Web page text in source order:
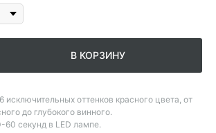
В КОРЗИНУ
исключительных оттенков красного цвета, от
до глубокого винного.
секунд в LED лампе.